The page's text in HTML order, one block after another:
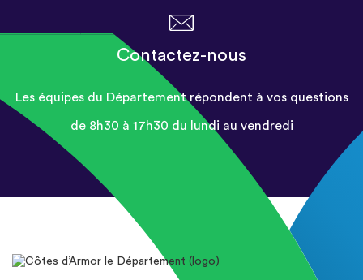
Contactez-nous
Les équipes du Département répondent à vos questions
de 8h30 à 17h30 du lundi au vendredi